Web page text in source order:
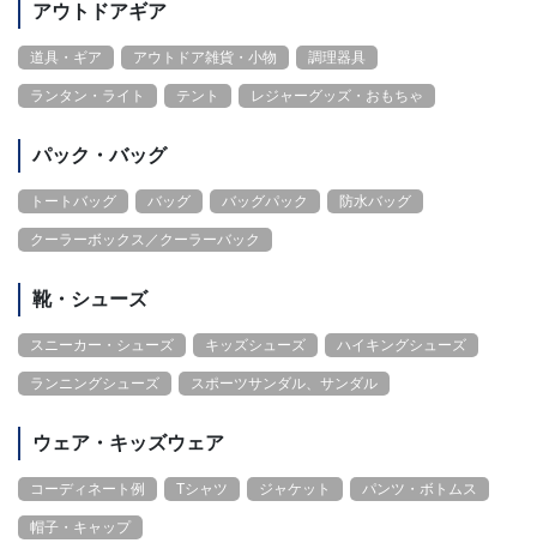
アウトドアギア
道具・ギア アウトドア雑貨・小物 調理器具
ランタン・ライト テント レジャーグッズ・おもちゃ
パック・バッグ
トートバッグ バッグ バッグパック 防水バッグ
クーラーボックス／クーラーバック
靴・シューズ
スニーカー・シューズ キッズシューズ ハイキングシューズ
ランニングシューズ スポーツサンダル、サンダル
ウェア・キッズウェア
コーディネート例 Tシャツ ジャケット パンツ・ボトムス
帽子・キャップ